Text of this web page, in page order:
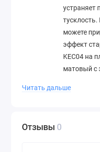
устраняет
можете
эффект
KEC04 на
матовый с
хорошо
Читать дальше
Отзывы 0